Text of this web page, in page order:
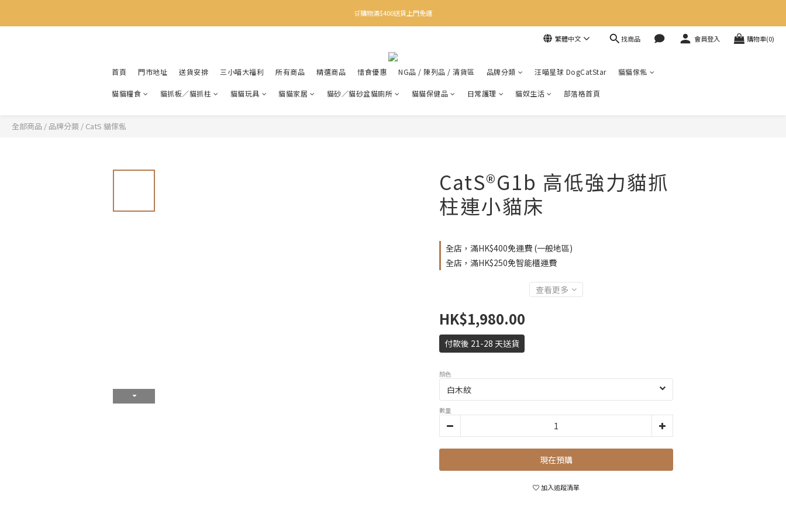
✨下載Three Little Meow App 即享多重禮遇！
🛒購物滿$400送貨上門免運
繁體中文 找商品 會員登入 購物車(0)
首頁 門市地址 送貨安排 三小喵大福利 所有商品 精選商品 惜食優惠 NG品 / 陳列品 / 清貨區 品牌分類 汪喵星球 DogCatStar 貓貓傢俬
貓貓糧食 貓抓板／貓抓柱 貓貓玩具 貓貓家居 貓砂／貓砂盆貓廁所 貓貓保健品 日常護理 貓奴生活 部落格首頁
全部商品 / 品牌分類 / CatS 貓傢俬
CatS®G1b 高低強力貓抓
柱連小貓床
全店，滿HK$400免運費 (一般地區)
全店，滿HK$250免智能櫃運費
查看更多
HK$1,980.00
付款後 21-28 天送貨
顏色
數量
現在預購
加入追蹤清單